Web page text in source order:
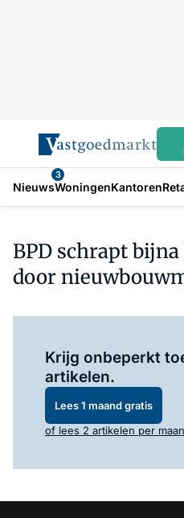
Nieuws
3
WoningenKantoren
BPD schrapt
door
Krijg onbeperkt
artikelen.
Lees 1 maand gratis
of lees 2 artikelen per